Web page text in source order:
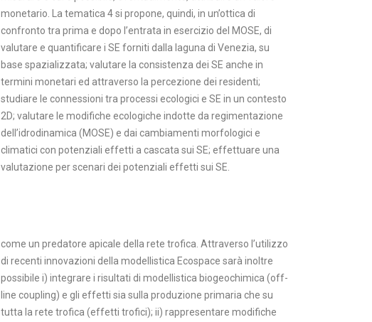
monetario. La tematica 4 si propone, quindi, in un’ottica di
confronto tra prima e dopo l’entrata in esercizio del MOSE, di
valutare e quantificare i SE forniti dalla laguna di Venezia, su
base spazializzata; valutare la consistenza dei SE anche in
termini monetari ed attraverso la percezione dei residenti;
studiare le connessioni tra processi ecologici e SE in un contesto
2D; valutare le modifiche ecologiche indotte da regimentazione
dell’idrodinamica (MOSE) e dai cambiamenti morfologici e
climatici con potenziali effetti a cascata sui SE; effettuare una
valutazione per scenari dei potenziali effetti sui SE.